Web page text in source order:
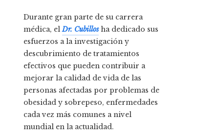
Durante gran parte de su carrera
médica, elDr. Cubillosha dedicado sus
esfuerzos a la investigación y
descubrimiento de tratamientos
efectivos que pueden contribuir a
mejorar la calidad de vida de las
personas afectadas por problemas de
obesidad y sobrepeso, enfermedades
cada vez más comunes a nivel
mundial en la actualidad.